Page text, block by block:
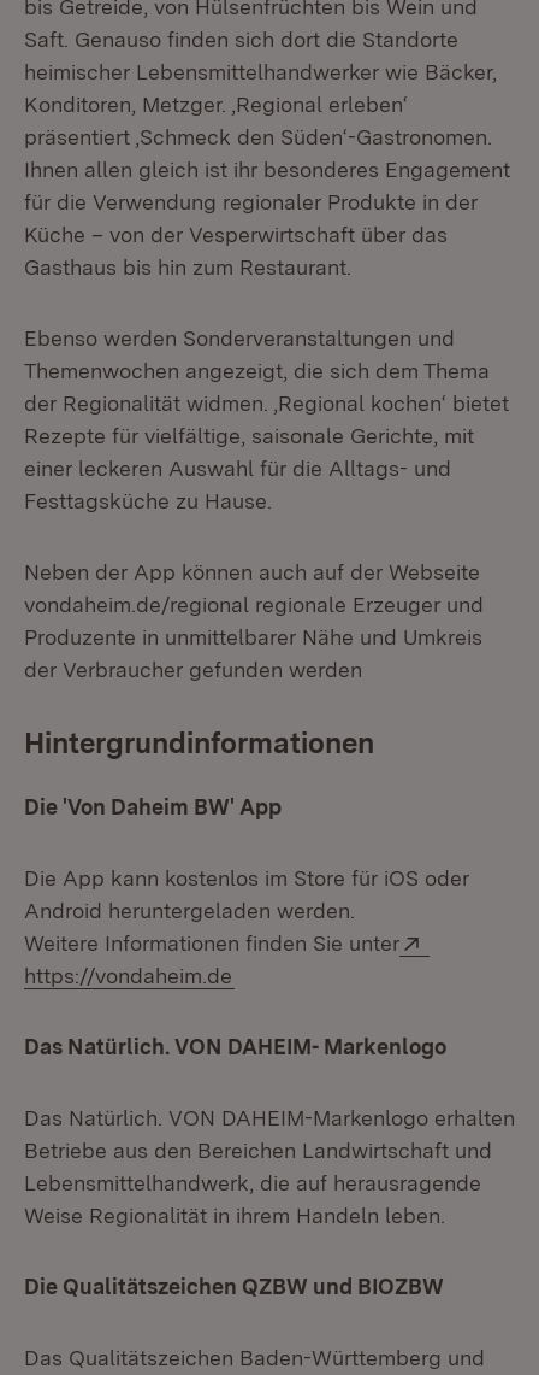
bis Getreide, von Hülsenfrüchten bis Wein und
Saft. Genauso finden sich dort die Standorte
heimischer Lebensmittelhandwerker wie Bäcker,
Konditoren, Metzger. ‚Regional erleben‘
präsentiert ‚Schmeck den Süden‘-Gastronomen.
Ihnen allen gleich ist ihr besonderes Engagement
für die Verwendung regionaler Produkte in der
Küche – von der Vesperwirtschaft über das
Gasthaus bis hin zum Restaurant.
Ebenso werden Sonderveranstaltungen und
Themenwochen angezeigt, die sich dem Thema
der Regionalität widmen. ‚Regional kochen‘ bietet
Rezepte für vielfältige, saisonale Gerichte, mit
einer leckeren Auswahl für die Alltags- und
Festtagsküche zu Hause.
Neben der App können auch auf der Webseite
vondaheim.de/regional regionale Erzeuger und
Produzente in unmittelbarer Nähe und Umkreis
der Verbraucher gefunden werden
Hintergrundinformationen
Die 'Von Daheim BW' App
Die App kann kostenlos im Store für iOS oder
Android heruntergeladen werden.
Weitere Informationen finden Sie unter
https://vondaheim.de
Das Natürlich. VON DAHEIM- Markenlogo
Das Natürlich. VON DAHEIM-Markenlogo erhalten
Betriebe aus den Bereichen Landwirtschaft und
Lebensmittelhandwerk, die auf herausragende
Weise Regionalität in ihrem Handeln leben.
Die Qualitätszeichen QZBW und BIOZBW
Das Qualitätszeichen Baden-Württemberg und